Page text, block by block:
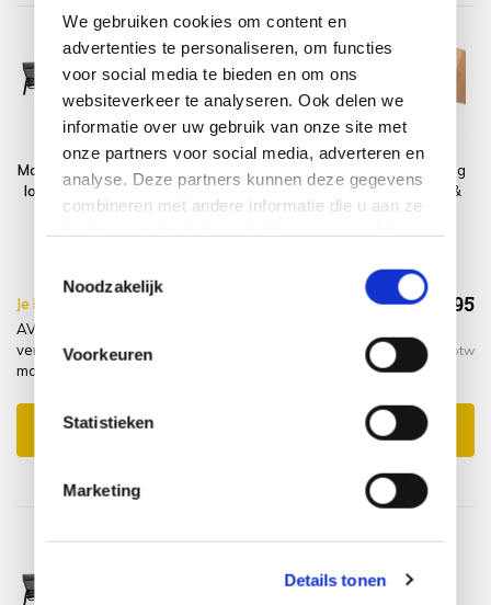
We gebruiken cookies om content en
advertenties te personaliseren, om functies
voor social media te bieden en om ons
websiteverkeer te analyseren. Ook delen we
informatie over uw gebruik van onze site met
onze partners voor social media, adverteren en
analyse. Deze partners kunnen deze gegevens
combineren met andere informatie die u aan ze
Noodzakelijk
Voorkeuren
Statistieken
Marketing
Details tonen
Monaco stoel bank
loungeset 4 delig
verstelbaar
aluminium
Platinum
AeroCover
Loungesethoes
235x235xH70
Montagelevering
- Extra gemak &
geen afval
Je bespaart €15.00,- €1.918,95 €1.903,95
AVH-Collectie Monaco stoel bank loungeset 4 delig
verstelbaar aluminium antraciet + hoes +
montagelevering
Incl. btw
Toevoegen aan winkelwagen